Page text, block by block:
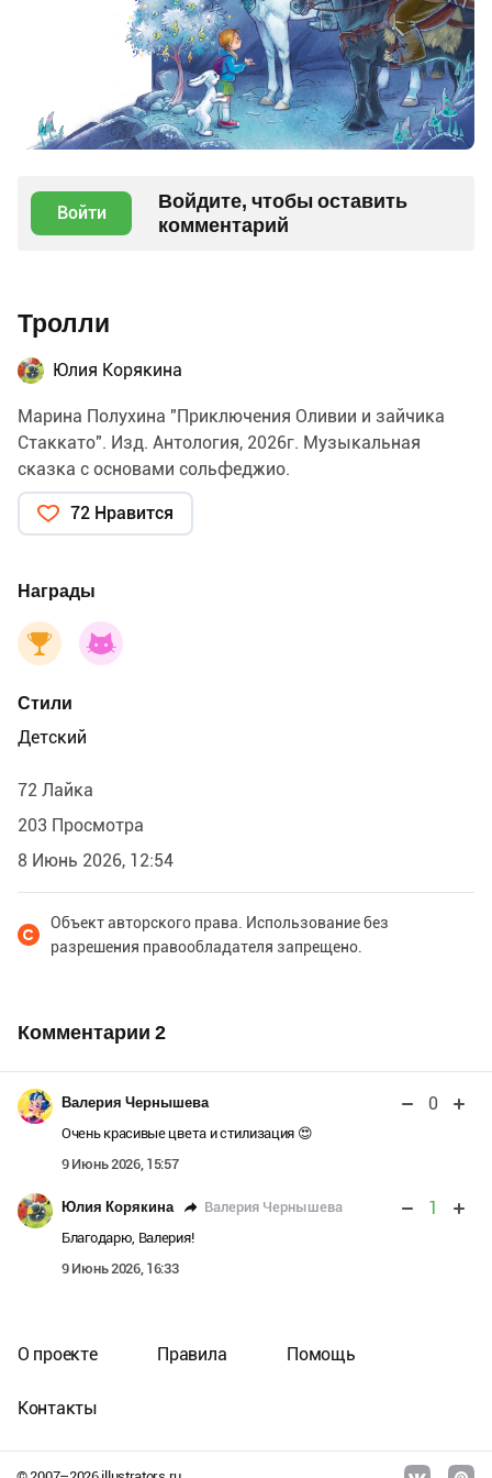
Войти
Войдите, чтобы оставить
комментарий
Тролли
Юлия Корякина
Марина Полухина "Приключения Оливии и зайчика
Стаккато". Изд. Антология, 2026г. Музыкальная
сказка с основами сольфеджио.
72 Нравится
Награды
Стили
Детский
72 Лайка
203 Просмотра
8 Июнь 2026, 12:54
Объект авторского права. Использование без
разрешения правообладателя запрещено.
Комментарии 2
Валерия Чернышева 0
Очень красивые цвета и стилизация 😍
9 Июнь 2026, 15:57
Юлия Корякина Валерия Чернышева 1
Благодарю, Валерия!
9 Июнь 2026, 16:33
О проекте Правила Помощь
Контакты